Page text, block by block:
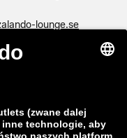
lounge.se
lounge.dk
lounge.cz